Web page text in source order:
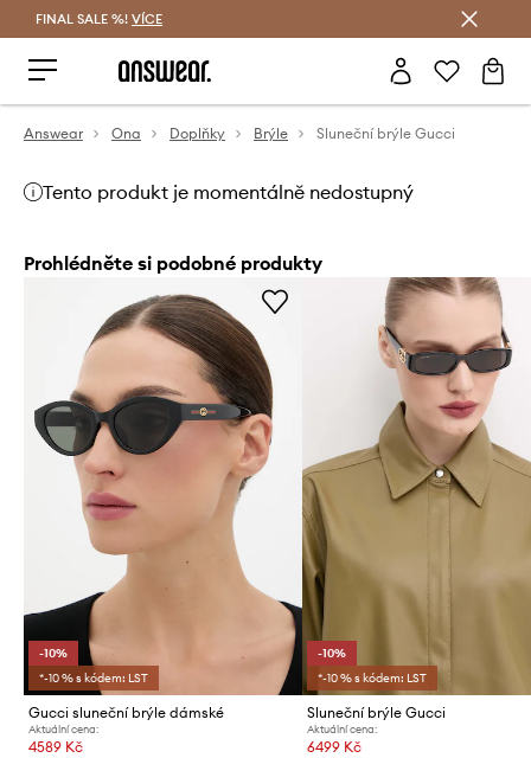
FINAL SALE %! VÍCE
Answear Ona Doplňky Brýle Sluneční brýle Gucci
Tento produkt je momentálně nedostupný
Prohlédněte si podobné produkty
-10%
*-10 % s kódem: LST
Gucci sluneční brýle dámské
Aktuální cena:
4589 Kč
-10%
*-10 % s kódem: LST
Sluneční brýle Gucci
Aktuální cena:
6499 Kč